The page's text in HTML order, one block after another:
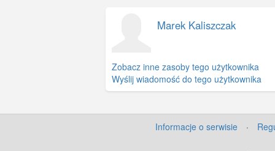
Marek Kaliszczak
Zobacz inne zasoby tego użytkownika
Wyślij wiadomość do tego użytkownika
Informacje o serwisie ·